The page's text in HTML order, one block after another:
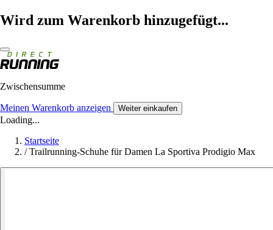
Wird zum Warenkorb hinzugefügt...
Zwischensumme
Meinen Warenkorb anzeigen Weiter einkaufen
Loading...
Startseite
/ Trailrunning-Schuhe für Damen La Sportiva Prodigio Max